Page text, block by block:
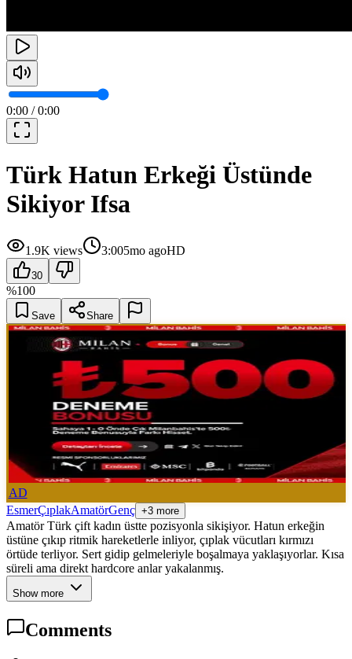
0:00 /0:00
Türk Hatun Erkeği Üstünde
Sikiyor Ifsa
1.9K views 3:005mo agoHD
30
%100
Save Share
AD
EsmerÇıplakAmatörGenç +3 more
Amatör Türk çift kadın üstte pozisyonla sikişiyor. Hatun erkeğin
üstüne çıkıp ritmik hareketlerle inliyor, çıplak vücutları kırmızı
örtüde terliyor. Sert gidip gelmeleriyle boşalmaya yaklaşıyorlar. Kısa
süreli ama direkt hardcore anlar yakalanmış.
Show more
Comments